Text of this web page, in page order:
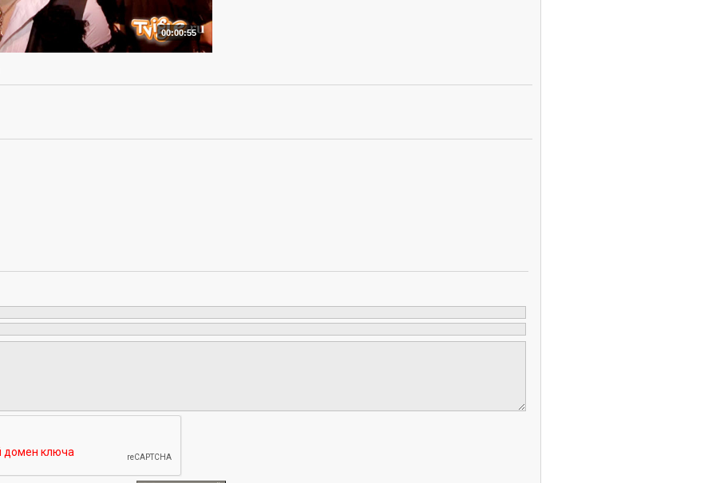
00:00:55